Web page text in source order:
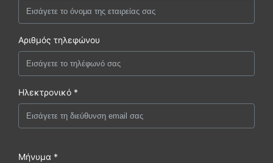
Αριθμός τηλεφώνου
Ηλεκτρονικό *
Μήνυμα *